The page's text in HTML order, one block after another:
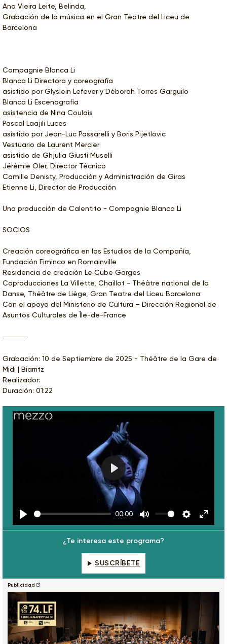
Ana Vieira Leite, Belinda,
Grabación de la música en el Gran Teatre del Liceu de
Barcelona
Compagnie Blanca Li
Blanca Li Directora y coreografía
asistido por Glyslein Lefever y Déborah Torres Garguilo
Blanca Li Escenografía
asistencia de Nina Coulais
Pascal Laajili Luces
asistido por Jean-Luc Passarelli y Boris Pijetlovic
Vestuario de Laurent Mercier
asistido de Ghjulia Giusti Muselli
Jérémie Oler, Director Técnico
Camille Denisty, Producción y Administración de Giras
Etienne Li, Director de Producción
Una producción de Calentito - Compagnie Blanca Li
SOCIOS
Creación coreográfica en los Estudios de la Compañía,
Fundación Fiminco en Romainville
Residencia de creación Le Cube Garges
Coproducciones La Villette, Chaillot - Théâtre national de la
Danse, Théâtre de Liège, Gran Teatre del Liceu Barcelona
Con el apoyo del Ministerio de Cultura – Dirección Regional de
Asuntos Culturales de Île-de-France
Grabación: 10 de Septiembre de 2025 - Théâtre de la Gare de
Midi | Biarritz
Realizador:
Duración: 01:22
Play
00:00
Mute Settings
Enter
Play
¿Te interesa este programa?
SUSCRÍBETE
Publicidad